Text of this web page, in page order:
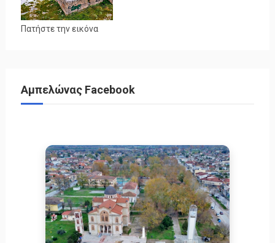
Πατήστε την εικόνα
Αμπελώνας Facebook